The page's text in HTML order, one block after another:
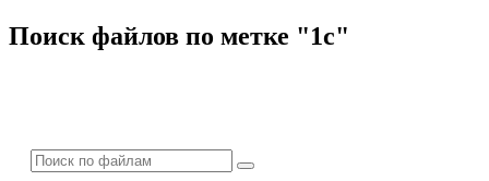
Поиск файлов по метке "1с"